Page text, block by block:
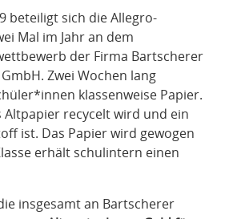
beteiligt sich die Allegro-
Mal im Jahr an dem
der Firma Bartscherer
Zwei Wochen lang
klassenweise Papier.
Altpapier recycelt wird und ein
ist. Das Papier wird gewogen
erhält schulintern einen
insgesamt an Bartscherer